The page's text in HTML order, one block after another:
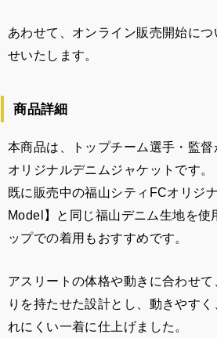
あわせて、オンライン販売開始に
せいたします。
商品詳細ㅤㅤ
本商品は、トップチーム選手・監
オリジナルデニムジャケットです。
既に販売中の福山シティFCオリジ
Model】と同じ福山デニム生地を使
ップでの着用もおすすめです。
アスリートの体格や動きに合わせ
りを持たせた設計とし、動きやす
れにくい一着に仕上げました。